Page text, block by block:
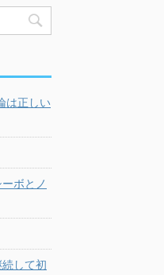
は正しい
ボとノ
して初